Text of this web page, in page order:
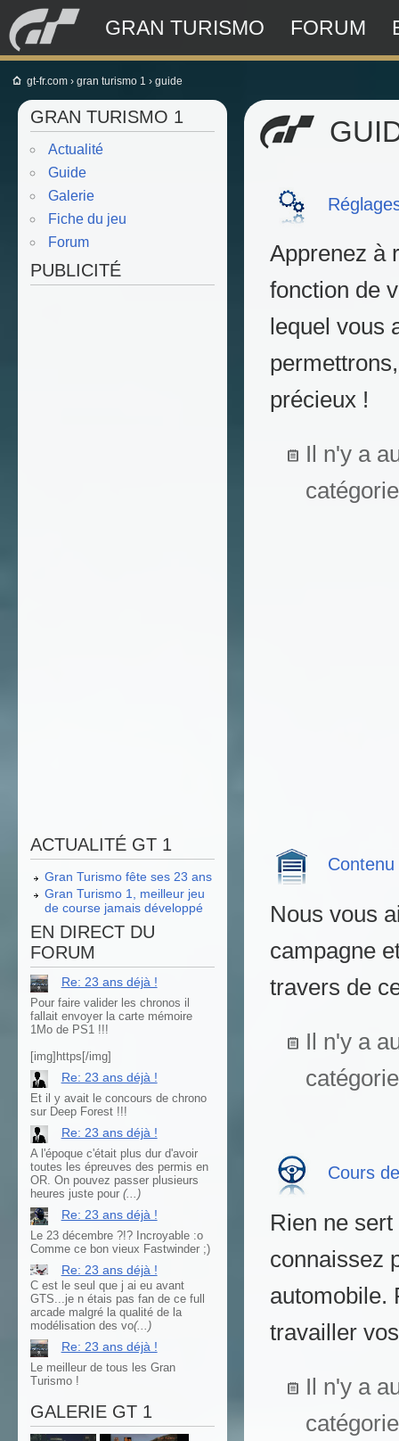
GRAN TURISMO FORUM
gt-fr.com › gran turismo 1 › guide
GRAN TURISMO 1
Actualité
Guide
Galerie
Fiche du jeu
Forum
PUBLICITÉ
ACTUALITÉ GT 1
Gran Turismo fête ses 23 ans
Gran Turismo 1, meilleur jeu
de course jamais développé
EN DIRECT DU
FORUM
Re: 23 ans déjà !
Pour faire valider les chronos il
fallait envoyer la carte mémoire
1Mo de PS1 !!!
[img]https[/img]
Re: 23 ans déjà !
Et il y avait le concours de chrono
sur Deep Forest !!!
Re: 23 ans déjà !
A l'époque c'était plus dur d'avoir
toutes les épreuves des permis en
OR. On pouvez passer plusieurs
heures juste pour (...)
Re: 23 ans déjà !
Le 23 décembre ?!? Incroyable :o
Comme ce bon vieux Fastwinder ;)
Re: 23 ans déjà !
C est le seul que j ai eu avant
GTS...je n étais pas fan de ce full
arcade malgré la qualité de la
modélisation des vo(...)
Re: 23 ans déjà !
Le meilleur de tous les Gran
Turismo !
GALERIE GT 1
Apprenez à
fonction de
lequel vous
précieux !
Il n'y a
Nous vous
campagne
travers de
Il n'y a
Cours
Rien ne
connaissez
automobile.
travailler
Il n'y a